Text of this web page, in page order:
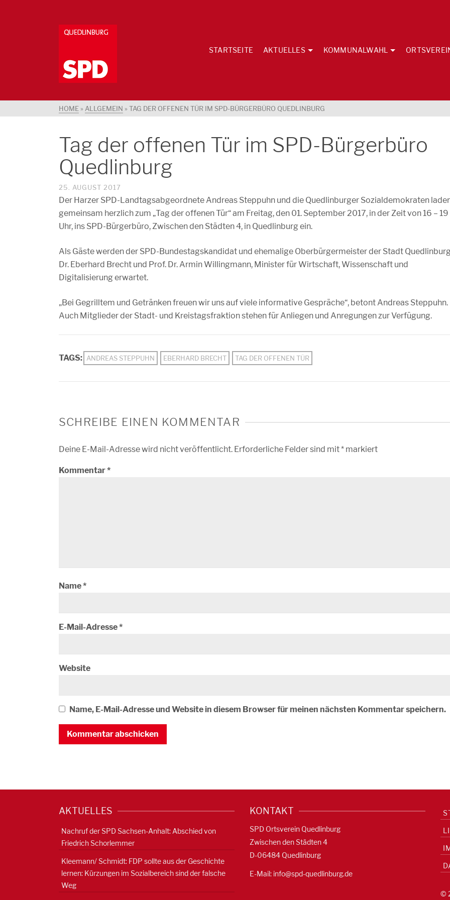
STARTSEITE AKTUELLES KOMMUNALWAHL
HOME » ALLGEMEIN » TAG DER OFFENEN TÜR IM SPD-BÜRGERBÜRO QUEDLINBURG
Tag der offenen Tür im SPD-Bürgerbüro
Quedlinburg
25. AUGUST 2017
Der Harzer SPD-Landtagsabgeordnete Andreas Steppuhn und die Quedlinburger Sozialdemokraten
gemeinsam herzlich zum „Tag der offenen Tür“ am Freitag, den 01. September 2017, in der Zeit von 16 – 19
Uhr, ins SPD-Bürgerbüro, Zwischen den Städten 4, in Quedlinburg ein.
Als Gäste werden der SPD-Bundestagskandidat und ehemalige Oberbürgermeister der Stadt
Dr. Eberhard Brecht und Prof. Dr. Armin Willingmann, Minister für Wirtschaft, Wissenschaft und
Digitalisierung erwartet.
„Bei Gegrilltem und Getränken freuen wir uns auf viele informative Gespräche“, betont Andreas Steppuhn.
Auch Mitglieder der Stadt- und Kreistagsfraktion stehen für Anliegen und Anregungen zur Verfügung.
TAGS: ANDREAS STEPPUHN EBERHARD BRECHT TAG DER OFFENEN TÜR
SCHREIBE EINEN KOMMENTAR
Deine E-Mail-Adresse wird nicht veröffentlicht. Erforderliche Felder sind mit* markiert
Kommentar*
Name*
E-Mail-Adresse*
Website
Name, E-Mail-Adresse und Website in diesem Browser für meinen nächsten Kommentar speichern.
AKTUELLES
Nachruf der SPD Sachsen-Anhalt: Abschied von
Friedrich Schorlemmer
Kleemann/ Schmidt: FDP sollte aus der Geschichte
lernen: Kürzungen im Sozialbereich sind der falsche
Weg
KONTAKT
SPD Ortsverein Quedlinburg
Zwischen den Städten 4
D-06484 Quedlinburg
E-Mail: info@spd-quedlinburg.de
©